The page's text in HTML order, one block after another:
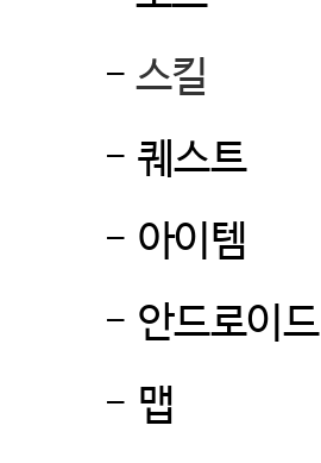
- 스킬
- 퀘스트
- 아이템
- 안드로이드
- 맵